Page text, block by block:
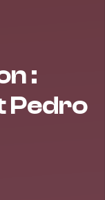
:
Pedro